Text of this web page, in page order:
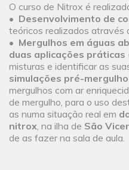
O curso de Nitrox é
• Desenvolvimento de
teóricos realizados através
• Mergulhos em águas
duas aplicações práticas
misturas e identificar as
simulações pré-mergulho
mergulhos com ar
de mergulho, para o uso
as numa situação real em
nitrox, na ilha de São
de as fazer na sala de aula.